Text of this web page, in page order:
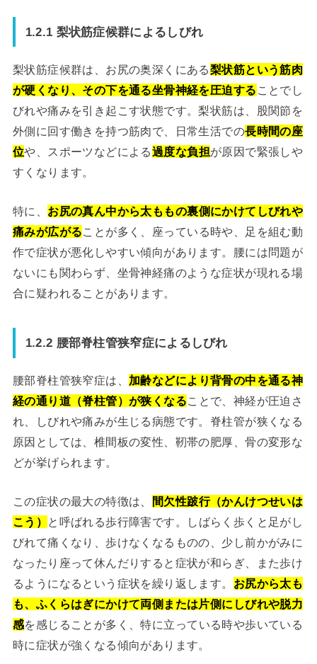
1.2.1 梨状筋症候群によるしびれ
梨状筋症候群は、お尻の奥深くにある梨状筋という筋肉
が硬くなり、その下を通る坐骨神経を圧迫する ことでし
びれや痛みを引き起こす状態です。梨状筋は、股関節を
外側に回す働きを持つ筋肉で、日常生活での長時間の座
位や、スポーツなどによる過度な負担が原因で緊張しや
すくなります。
特に、 お尻の真ん中から太ももの裏側にかけてしびれや
痛みが広がることが多く、座っている時や、足を組む動
作で症状が悪化しやすい傾向があります。腰には問題が
ないにも関わらず、坐骨神経痛のような症状が現れる場
合に疑われることがあります。
1.2.2 腰部脊柱管狭窄症によるしびれ
腰部脊柱管狭窄症は、 加齢などにより背骨の中を通る神
経の通り道（脊柱管）が狭くなることで、神経が圧迫さ
れ、しびれや痛みが生じる病態です。脊柱管が狭くなる
原因としては、椎間板の変性、靭帯の肥厚、骨の変形な
どが挙げられます。
この症状の最大の特徴は、
間欠性跛行（かんけつせいは
こう）
と呼ばれる歩行障害です。しばらく歩くと足がし
びれて痛くなり、歩けなくなるものの、少し前かがみに
なったり座って休んだりすると症状が和らぎ、また歩け
るようになるという症状を繰り返します。 お尻から太も
も、ふくらはぎにかけて両側または片側にしびれや脱力
感を感じることが多く、特に立っている時や歩いている
時に症状が強くなる傾向があります。